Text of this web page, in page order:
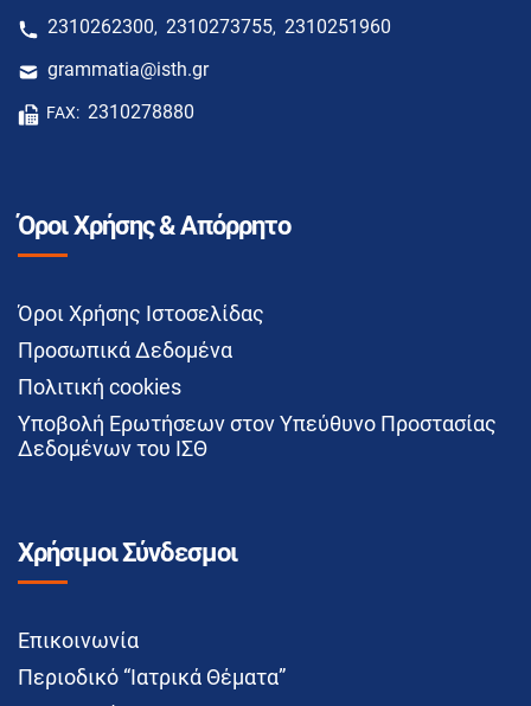
2310262300, 2310273755, 2310251960
grammatia@isth.gr
FAX: 2310278880
Όροι Χρήσης & Απόρρητο
Όροι Χρήσης Ιστοσελίδας
Προσωπικά Δεδομένα
Πολιτική cookies
Υποβολή Ερωτήσεων στον Υπεύθυνο Προστασίας
Δεδομένων του ΙΣΘ
Χρήσιμοι Σύνδεσμοι
Επικοινωνία
Περιοδικό “Ιατρικά Θέματα”